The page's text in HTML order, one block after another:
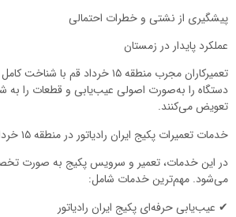
پیشگیری از نشتی و خطرات احتمالی
عملکرد پایدار در زمستان
تعمیرکاران مجرب منطقه ۱۵ خرداد قم
دستگاه را به‌صورت اصولی عیب‌یابی و قطعات را به
تعویض می‌کنند.
خدمات تعمیرات پکیج ایران رادیاتور در منطقه ۱۵ خرداد قم
در این خدمات، تعمیر و سرویس پکیج به صورت
می‌شود. مهم‌ترین خدمات شامل:
✔ عیب‌یابی حرفه‌ای پکیج ایران رادیاتور